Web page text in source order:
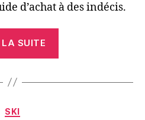
d’achat à des indécis.
LA SUITE
test
Catégories
SKI